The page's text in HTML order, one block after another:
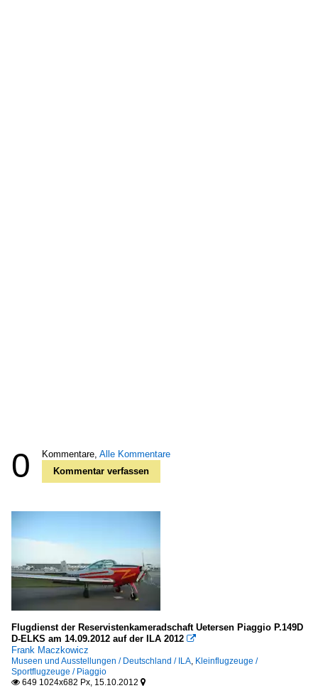
0 Kommentare, Alle Kommentare
Kommentar verfassen
Flugdienst der Reservistenkameradschaft Uetersen Piaggio P.149D
D-ELKS am 14.09.2012 auf der ILA 2012 
Frank Maczkowicz
Museen und Ausstellungen / Deutschland / ILA, Kleinflugzeuge /
Sportflugzeuge / Piaggio
 649 1024x682 Px, 15.10.2012 